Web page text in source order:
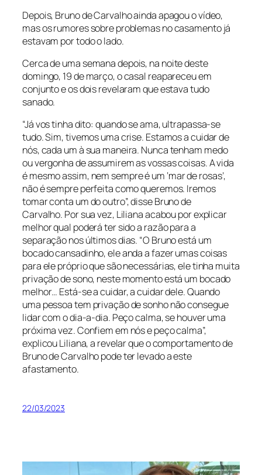
Depois, Bruno de Carvalho ainda apagou o vídeo,
mas os rumores sobre problemas no casamento já
estavam por todo o lado.
Cerca de uma semana depois, na noite deste
domingo, 19 de março, o casal reapareceu em
conjunto e os dois revelaram que estava tudo
sanado.
“Já vos tinha dito: quando se ama, ultrapassa-se
tudo. Sim, tivemos uma crise. Estamos a cuidar de
nós, cada um à sua maneira. Nunca tenham medo
ou vergonha de assumirem as vossas coisas. A vida
é mesmo assim, nem sempre é um ‘mar de rosas’,
não é sempre perfeita como queremos. Iremos
tomar conta um do outro”, disse Bruno de
Carvalho. Por sua vez, Liliana acabou por explicar
melhor qual poderá ter sido a razão para a
separação nos últimos dias. “O Bruno está um
bocado cansadinho, ele anda a fazer umas coisas
para ele próprio que são necessárias, ele tinha muita
privação de sono, neste momento está um bocado
melhor… Está-se a cuidar, a cuidar dele. Quando
uma pessoa tem privação de sonho não consegue
lidar com o dia-a-dia. Peço calma, se houver uma
próxima vez. Confiem em nós e peço calma”,
explicou Liliana, a revelar que o comportamento de
Bruno de Carvalho pode ter levado a este
afastamento.
22/03/2023